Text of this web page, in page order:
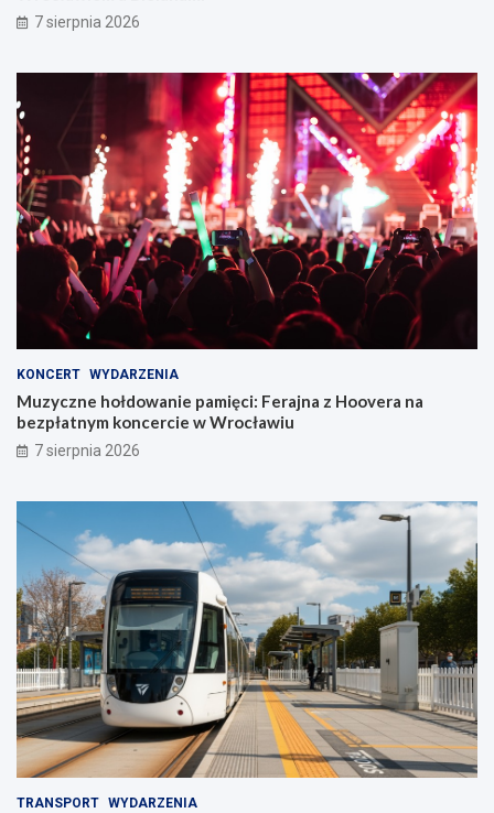
7 sierpnia 2026
KONCERT WYDARZENIA
Muzyczne hołdowanie pamięci: Ferajna z Hoovera na
bezpłatnym koncercie w Wrocławiu
7 sierpnia 2026
TRANSPORT WYDARZENIA